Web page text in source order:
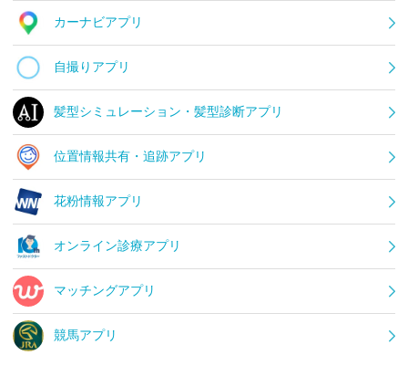
カーナビアプリ
自撮りアプリ
髪型シミュレーション・髪型診断アプリ
位置情報共有・追跡アプリ
花粉情報アプリ
オンライン診療アプリ
マッチングアプリ
競馬アプリ